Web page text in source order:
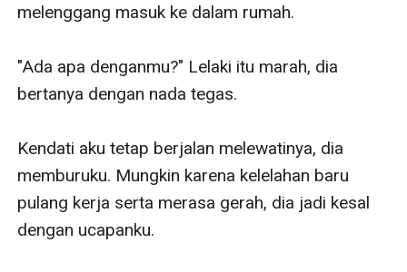
melenggang masuk ke dalam rumah.
"Ada apa denganmu?" Lelaki itu marah, dia
bertanya dengan nada tegas.
Kendati aku tetap berjalan melewatinya, dia
memburuku. Mungkin karena kelelahan baru
pulang kerja serta merasa gerah, dia jadi kesal
dengan ucapanku.